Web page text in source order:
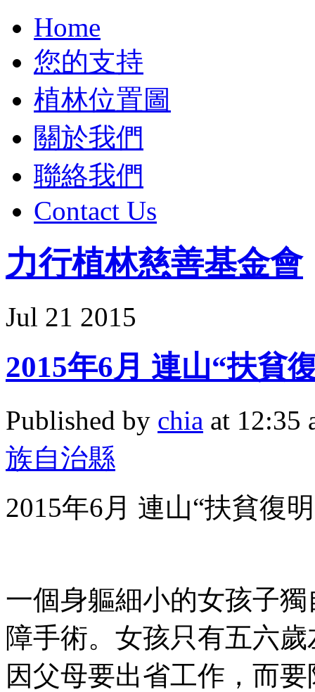
Home
您的支持
植林位置圖
關於我們
聯絡我們
Contact Us
力行植林慈善基金會
Jul 21 2015
2015年6月 連山“扶貧
Published by chia at 12:35
族自治縣
2015年6月 連山“扶貧復
一個身軀細小的女孩子
障手術。女孩只有五六
因父母要出省工作，而